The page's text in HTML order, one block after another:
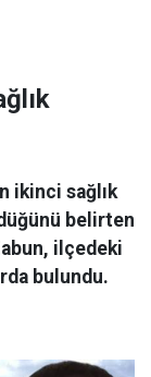
ikinci sağlık
belirten
ilçedeki
bulundu.